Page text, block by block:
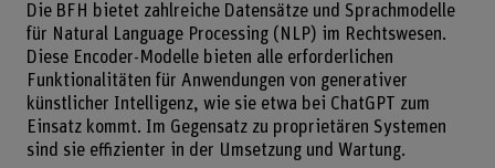
Die BFH bietet zahlreiche Datensätze und Sprachmodelle
für Natural Language Processing (NLP) im Rechtswesen.
Diese Encoder-Modelle bieten alle erforderlichen
Funktionalitäten für Anwendungen von generativer
künstlicher Intelligenz, wie sie etwa bei ChatGPT zum
Einsatz kommt. Im Gegensatz zu proprietären Systemen
sind sie effizienter in der Umsetzung und Wartung.